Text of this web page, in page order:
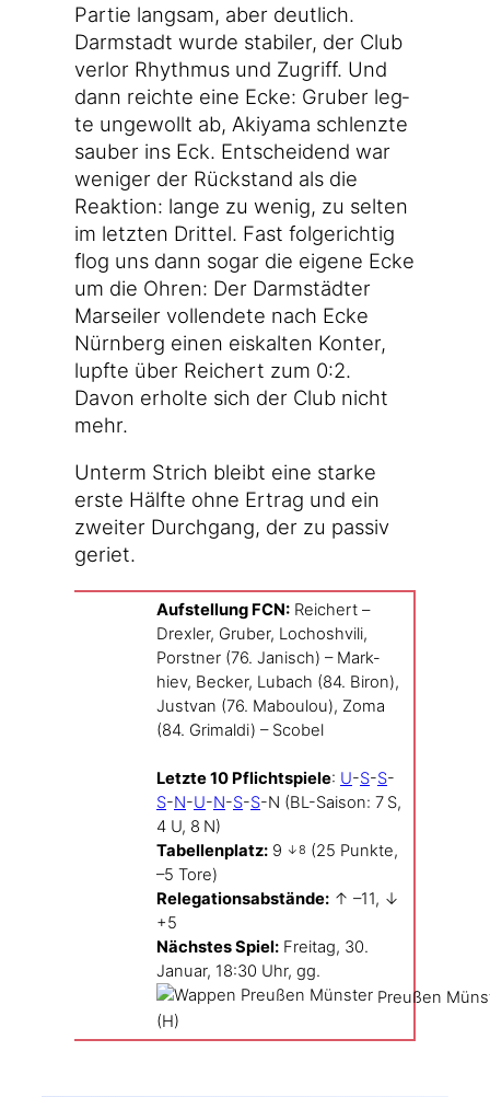
Par­tie lang­sam, aber deut­lich.
Darm­stadt wur­de sta­bi­ler, der Club
ver­lor Rhyth­mus und Zugriff. Und
dann reich­te eine Ecke: Gru­ber leg­
te unge­wollt ab, Aki­ya­ma schlenz­te
sau­ber ins Eck. Ent­schei­dend war
weni­ger der Rück­stand als die
Reak­ti­on: lan­ge zu wenig, zu sel­ten
im letz­ten Drit­tel. Fast fol­ge­rich­tig
flog uns dann sogar die eige­ne Ecke
um die Ohren: Der Darm­städ­ter
Mar­sei­ler voll­ende­te nach Ecke
Nürn­berg einen eis­kal­ten Kon­ter,
lupf­te über Rei­chert zum 0:2.
Davon erhol­te sich der Club nicht
mehr.
Unterm Strich bleibt eine star­ke
ers­te Hälf­te ohne Ertrag und ein
zwei­ter Durch­gang, der zu pas­siv
geriet.
Auf­stel­lung FCN: Rei­chert –
Drex­ler, Gru­ber, Loch­osh­vi­li,
Porst­ner (76. Janisch) – Mark­
hiev, Becker, Lubach (84. Biron),
Jus­t­van (76. Mabou­lou), Zoma
(84. Gri­mal­di) – Sco­bel
Letz­te 10 Pflicht­spie­le: U-S-S-
S-N-U-N-S-S-N (BL-Saison: 7 S,
4 U, 8 N)
Tabel­len­platz: 9 ↓8 (25 Punk­te,
–5 Tore)
Rele­ga­ti­ons­ab­stän­de: ↑ –11, ↓
+5
Nächs­tes Spiel: Frei­tag, 30.
Janu­ar, 18:30 Uhr, gg.
Preu­ßen
(H)